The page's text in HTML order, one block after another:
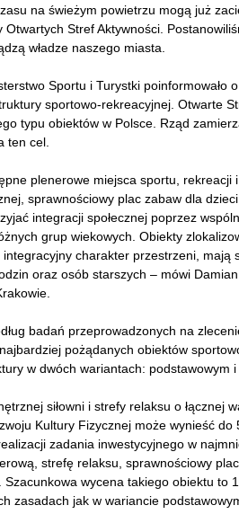
na świeżym powietrzu mogą już
Stref Aktywności.
władze naszego miasta.
Sportu i Turystki poinformowało
sportowo-rekreacyjnej. Otwarte
typu obiektów w Polsce. Rząd
ten cel.
plenerowe miejsca sportu, rekreacji i
sprawnościowy plac zabaw dla
integracji społecznej poprzez
grup wiekowych. Obiekty
charakter przestrzeni, mają
oraz osób starszych – mówi
badań przeprowadzonych na
pożądanych obiektów
w dwóch wariantach: podstawowym i
siłowni i strefy relaksu o łącznej
Kultury Fizycznej może wynieść do
zadania inwestycyjnego w
strefę relaksu, sprawnościowy
wycena takiego obiektu to
zasadach jak w wariancie